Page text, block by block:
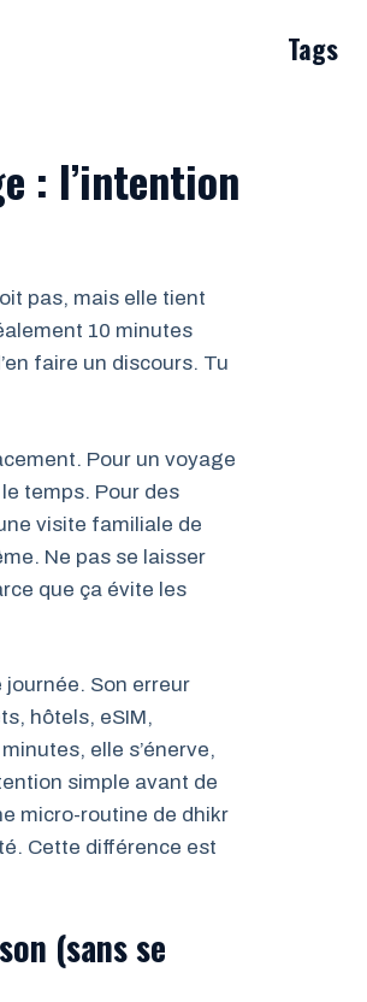
: l’intention
pas, mais elle tient
10 minutes
faire un discours. Tu
Pour un voyage
temps. Pour des
visite familiale de
Ne pas se laisser
que ça évite les
journée. Son erreur
hôtels, eSIM,
elle s’énerve,
simple avant de
micro-routine de dhikr
Cette différence est
(sans se
Tags